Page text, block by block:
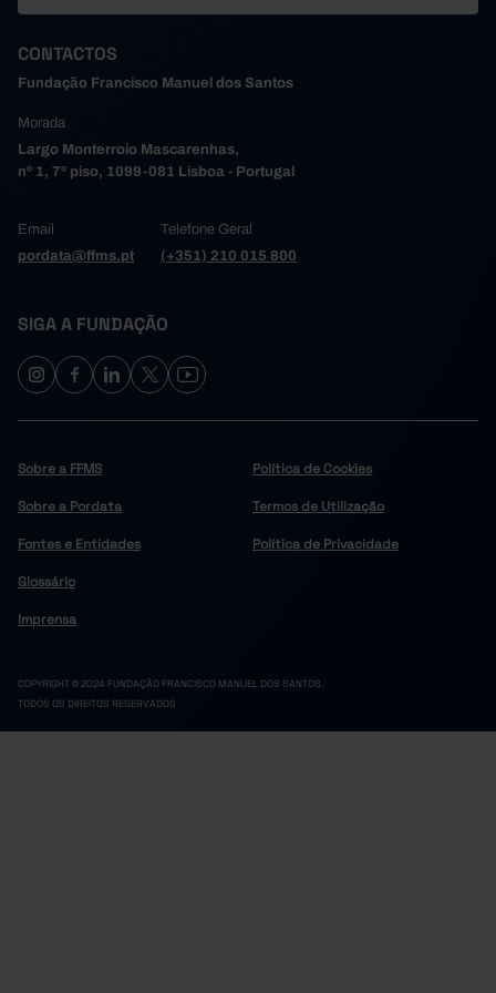
CONTACTOS
Fundação Francisco Manuel dos Santos
Morada
Largo Monterroio Mascarenhas,
nº 1, 7º piso, 1099-081 Lisboa - Portugal
Email
pordata@ffms.pt
Telefone Geral
(+351) 210 015 800
SIGA A FUNDAÇÃO
Sobre a FFMS
Sobre a Pordata
Fontes e Entidades
Glossário
Imprensa
Política de Cookies
Termos de Utilização
Política de Privacidade
COPYRIGHT © 2024 FUNDAÇÃO FRANCISCO MANUEL DOS SANTOS.
TODOS OS DIREITOS RESERVADOS